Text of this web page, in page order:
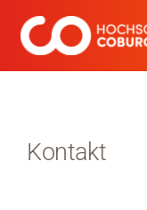
Inhalt
springen
Kontakt